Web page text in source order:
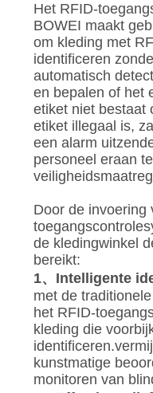
Het RFID-
BOWEI maakt
om kleding met
identificeren
automatisch
en bepalen of het
etiket niet bestaat
etiket illegaal is,
een alarm
personeel eraan
Door de invoering
de kledingwinkel
bereikt:
1、Intelligente
met de
het RFID-
kleding die
kunstmatige
monitoren van